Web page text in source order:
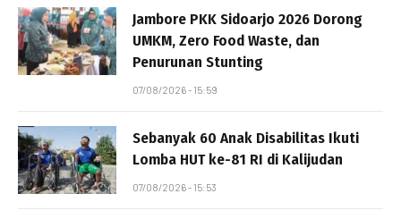
Jambore PKK Sidoarjo 2026 Dorong
UMKM, Zero Food Waste, dan
Penurunan Stunting
07/08/2026 - 15:59
Sebanyak 60 Anak Disabilitas Ikuti
Lomba HUT ke-81 RI di Kalijudan
07/08/2026 - 15:53